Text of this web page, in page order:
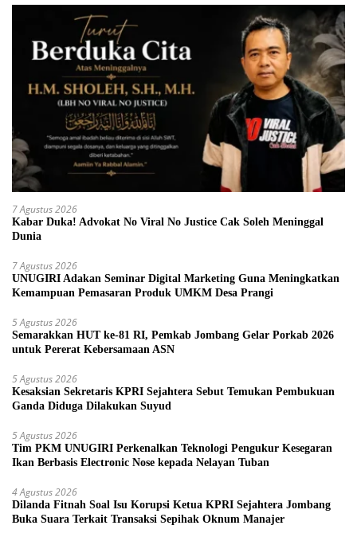
7 Agustus 2026
Kabar Duka! Advokat No Viral No Justice Cak Soleh Meninggal
Dunia
7 Agustus 2026
UNUGIRI Adakan Seminar Digital Marketing Guna Meningkatkan
Kemampuan Pemasaran Produk UMKM Desa Prangi
5 Agustus 2026
Semarakkan HUT ke-81 RI, Pemkab Jombang Gelar Porkab 2026
untuk Pererat Kebersamaan ASN
5 Agustus 2026
Kesaksian Sekretaris KPRI Sejahtera Sebut Temukan Pembukuan
Ganda Diduga Dilakukan Suyud
5 Agustus 2026
Tim PKM UNUGIRI Perkenalkan Teknologi Pengukur Kesegaran
Ikan Berbasis Electronic Nose kepada Nelayan Tuban
4 Agustus 2026
Dilanda Fitnah Soal Isu Korupsi Ketua KPRI Sejahtera Jombang
Buka Suara Terkait Transaksi Sepihak Oknum Manajer